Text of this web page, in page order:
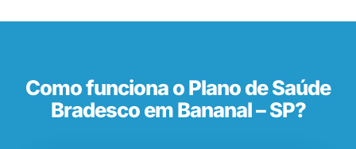
Como funciona o Plano de Saúde
Bradesco em Bananal – SP?